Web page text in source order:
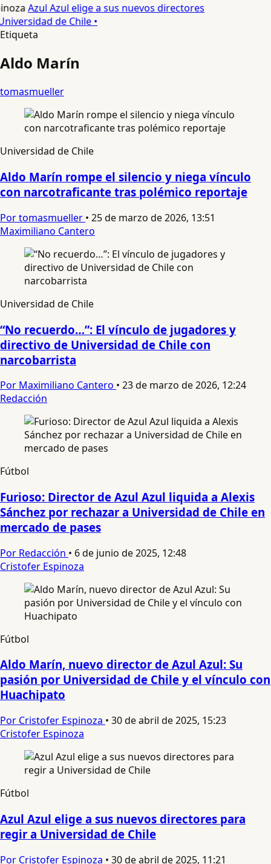
Azul Azul elige a sus nuevos directores
de Chile •
Etiqueta
Aldo Marín
tomasmueller
Universidad de Chile
Aldo Marín rompe el silencio y niega vínculo
con narcotraficante tras polémico reportaje
Por tomasmueller • 25 de marzo de 2026, 13:51
Maximiliano Cantero
Universidad de Chile
“No recuerdo…”: El vínculo de jugadores y
directivo de Universidad de Chile con
narcobarrista
Por Maximiliano Cantero • 23 de marzo de 2026, 12:24
Redacción
Fútbol
Furioso: Director de Azul Azul liquida a Alexis
Sánchez por rechazar a Universidad de Chile en
mercado de pases
Por Redacción • 6 de junio de 2025, 12:48
Cristofer Espinoza
Fútbol
Aldo Marín, nuevo director de Azul Azul: Su
pasión por Universidad de Chile y el vínculo con
Huachipato
Por Cristofer Espinoza • 30 de abril de 2025, 15:23
Cristofer Espinoza
Fútbol
Azul Azul elige a sus nuevos directores para
regir a Universidad de Chile
Por Cristofer Espinoza • 30 de abril de 2025, 11:21